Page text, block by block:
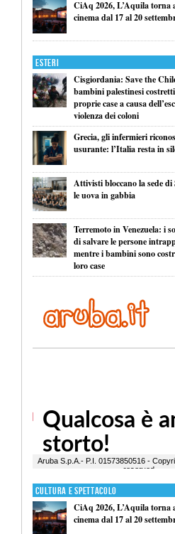
CiAq 2026, L’Aquila torna
cinema dal 17 al 20
Esteri
Cisgiordania: Save the
bambini palestinesi
proprie case a causa
violenza dei coloni
Grecia, gli infermieri
usurante: l’Italia resta in
Attivisti bloccano la sede di
le uova in gabbia
Terremoto in Venezuela: i
di salvare le persone
mentre i bambini sono
loro case
Cultura e Spettacolo
CiAq 2026, L’Aquila torna
cinema dal 17 al 20